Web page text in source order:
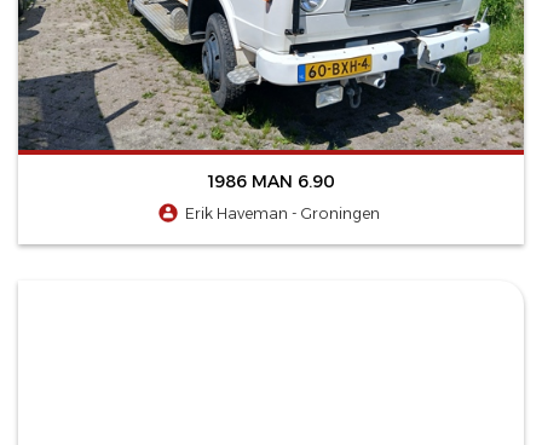
1986 MAN 6.90
Erik Haveman - Groningen